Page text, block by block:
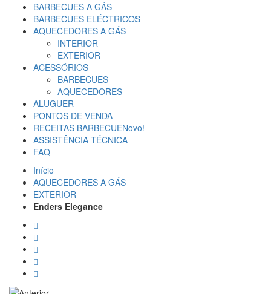
BARBECUES A GÁS
BARBECUES ELÉCTRICOS
AQUECEDORES A GÁS
INTERIOR
EXTERIOR
ACESSÓRIOS
BARBECUES
AQUECEDORES
ALUGUER
PONTOS DE VENDA
RECEITAS BARBECUENovo!
ASSISTÊNCIA TÉCNICA
FAQ
Início
AQUECEDORES A GÁS
EXTERIOR
Enders Elegance